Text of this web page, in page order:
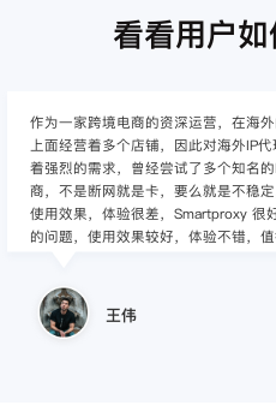
看看用户
作为一家跨境电商的资深运营，在海
上面经营着多个店铺，因此对海外IP
着强烈的需求，曾经尝试了多个知名
商，不是断网就是卡，要么就是不稳
使用效果，体验很差，Smartproxy 很
的问题，使用效果较好，体验不错，值
王伟